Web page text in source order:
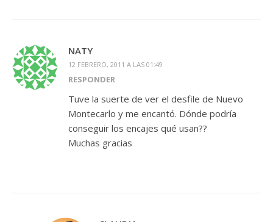
NATY
12 FEBRERO, 2011 A LAS 01:49
RESPONDER
Tuve la suerte de ver el desfile de Nuevo
Montecarlo y me encantó. Dónde podría
conseguir los encajes qué usan??
Muchas gracias